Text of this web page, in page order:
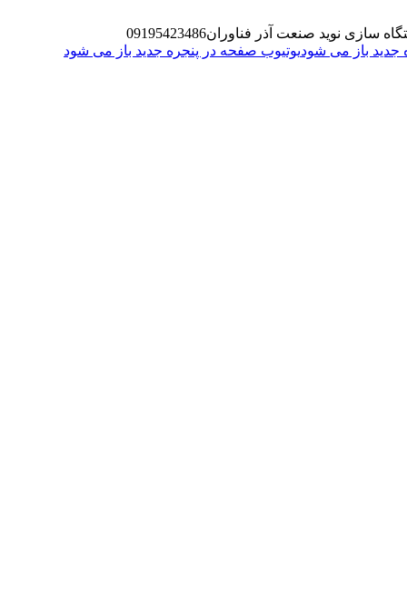
سازی نوید صنعت آذر فناوران09195423486
یوتیوب صفحه در پنجره جدید باز می شود